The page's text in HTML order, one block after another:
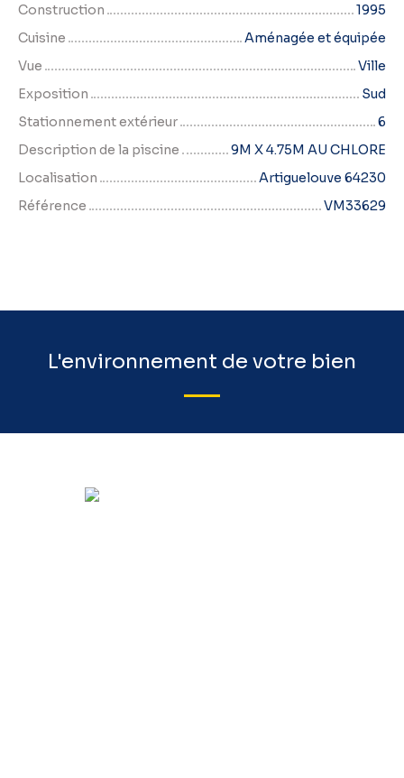
Construction
1995
Cuisine
Aménagée et équipée
Vue
Ville
Exposition
Sud
Stationnement extérieur
6
Description de la piscine
9M X 4.75M AU CHLORE
Localisation
Artiguelouve 64230
Référence
VM33629
L'environnement de votre bien